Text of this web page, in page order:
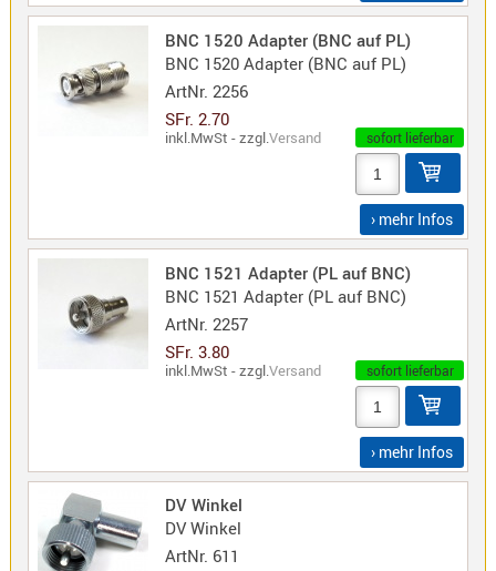
Wintec
Norm
K-
Norm
M-
Norm
Zubehör
/
BNC 1520 Adapter (BNC auf PL)
BNC 1520 Adapter (BNC auf PL)
ArtNr. 2256
SFr. 2.70
inkl.MwSt - zzgl.Versand sofort lieferbar
› mehr Infos
BNC 1521 Adapter (PL auf BNC)
BNC 1521 Adapter (PL auf BNC)
ArtNr. 2257
SFr. 3.80
inkl.MwSt - zzgl.Versand sofort lieferbar
› mehr Infos
DV Winkel
DV Winkel
ArtNr. 611